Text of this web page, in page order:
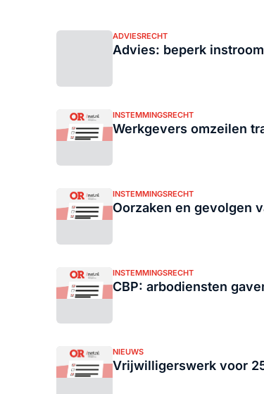
ADVIESRECHT
Advies: beperk
INSTEMMINGSRECHT
Werkgevers omzeilen
INSTEMMINGSRECHT
Oorzaken en gevolgen
INSTEMMINGSRECHT
CBP: arbodiensten
NIEUWS
Vrijwilligerswerk voor